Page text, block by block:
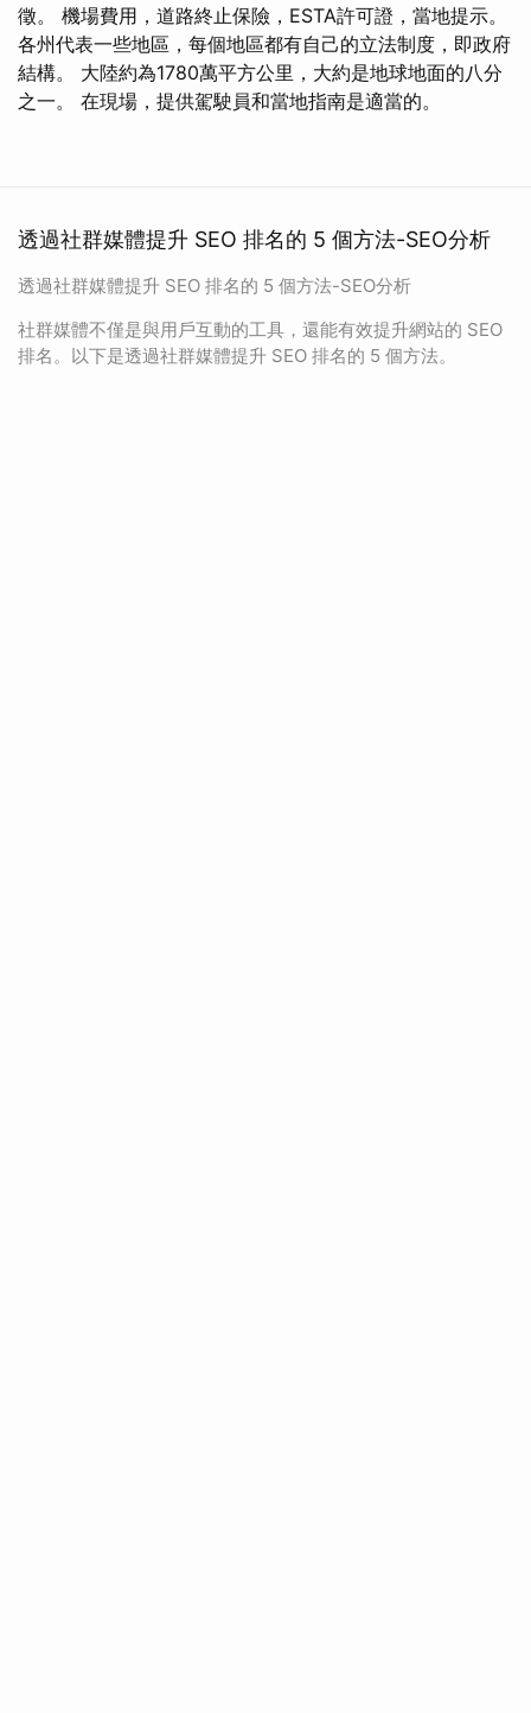
徵。 機場費用，道路終止保險，ESTA許可證，當地提示。
各州代表一些地區，每個地區都有自己的立法制度，即政府
結構。 大陸約為1780萬平方公里，大約是地球地面的八分
之一。 在現場，提供駕駛員和當地指南是適當的。
透過社群媒體提升 SEO 排名的 5 個方法-SEO分析
透過社群媒體提升 SEO 排名的 5 個方法-SEO分析
社群媒體不僅是與用戶互動的工具，還能有效提升網站的 SEO
排名。以下是透過社群媒體提升 SEO 排名的 5 個方法。